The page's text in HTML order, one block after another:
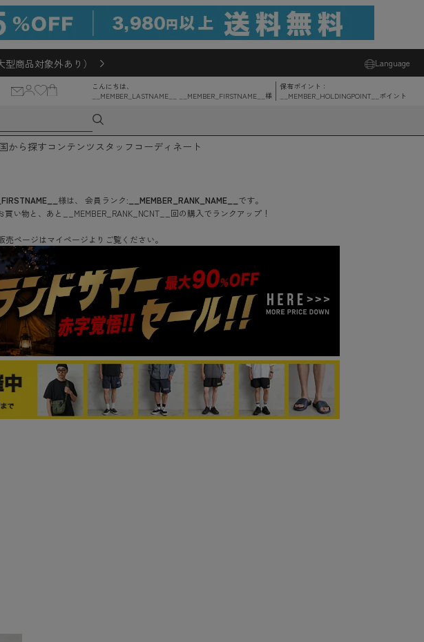
商品対象外あり） Language
こんにちは、
__MEMBER_LASTNAME__ __MEMBER_FIRSTNAME__ 様
保有ポイント：
__MEMBER_HOLDINGPOINT__
ポイント
国から探す コンテンツ スタッフコーディネート
様は、 会員ランク: __MEMBER_RANK_NAME__ です。
買い物と、あと __MEMBER_RANK_NCNT__ 回の購入でランクアップ！
売ページはマイページよりご覧ください。